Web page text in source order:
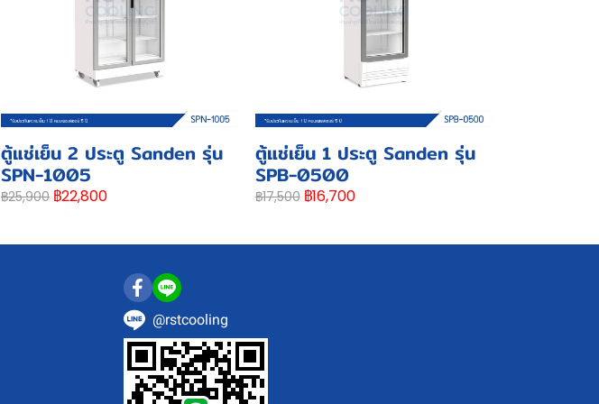
ตู้แช่เย็น 2 ประตู Sanden รุ่น
SPN-1005
฿25,900 ฿22,800
ตู้แช่เย็น 1 ประตู Sanden รุ่น
SPB-0500
฿17,500 ฿16,700
@rstcooling